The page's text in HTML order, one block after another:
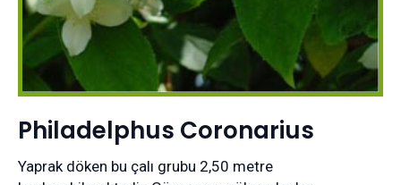
Philadelphus Coronarius
Yaprak döken bu çalı grubu 2,50 metre